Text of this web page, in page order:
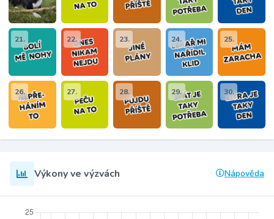
21. 22. 23. 24. 25.
26. 27. 28. 29. 30.
Výkony ve výzvách Nápověda